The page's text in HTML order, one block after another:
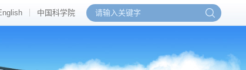
中国科学院